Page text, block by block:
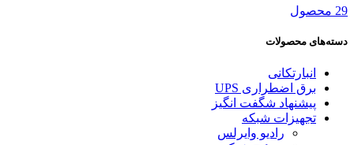
29 محصول
دسته‌های محصولات
انبارتکانی
برق اضطراری UPS
پیشنهاد شگفت انگیز
تجهیزات شبکه
رادیو وایرلس